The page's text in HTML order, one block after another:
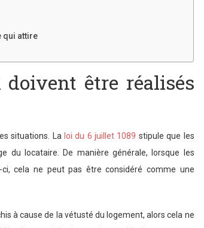
qui attire
être réalisés
situations. La loi du 6 juillet 1089 stipule que les
du locataire. De manière générale, lorsque les
cela ne peut pas être considéré comme une
à cause de la vétusté du logement, alors cela ne